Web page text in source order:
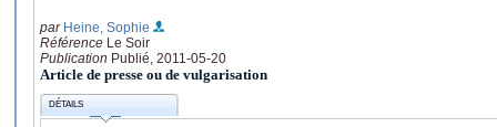
par Heine, Sophie
Référence Le Soir
Publication Publié, 2011-05-20
Article de presse ou de vulgarisation
DÉTAILS